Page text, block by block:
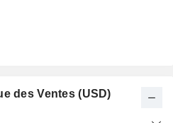
des Ventes (USD)